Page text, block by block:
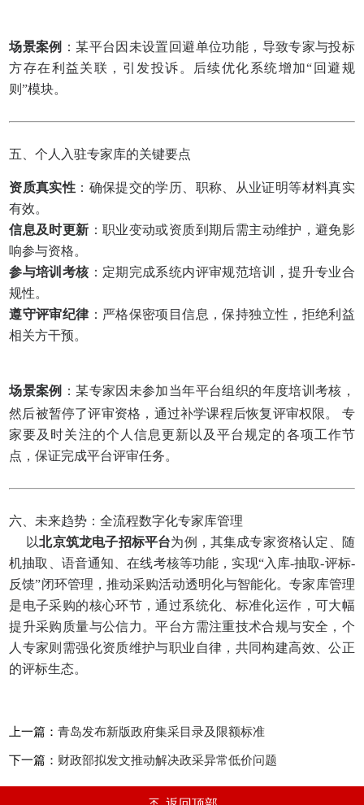
场景案例
：某平台因未设置回避单位功能，导致专家与投标
方存在利益关联，引发投诉。后续优化系统增加“回避规
则”模块。
五、个人入驻专家库的关键要点
资质真实性 ：确保提交的学历、职称、从业证明等材料真实
有效。
信息及时更新 ：职业变动或资质到期后需主动维护，避免影
响参与资格。
参与培训考核：定期完成系统内评审规范培训，提升专业合
规性。
遵守评审纪律：严格保密项目信息，保持独立性，拒绝利益
相关方干预。
场景案例
：某专家因未参加当年平台组织的年度培训考核，
然后被暂停了评审资格，通过补学课程后恢复评审权限。
专
家要及时关注的个人信息更新以及平台规定的各项工作节
点，保证完成平台评审任务。
六、未来趋势：全流程数字化专家库管理
以北京筑龙电子招标平台为例，其集成专家资格认定、随
机抽取、语音通知、在线考核等功能，实现“入库-抽取-评标-
反馈”闭环管理，推动采购活动透明化与智能化。专家库管理
是电子采购的核心环节，通过系统化、标准化运作，可大幅
提升采购质量与公信力。平台方需注重技术合规与安全，个
人专家则需强化资质维护与职业自律，共同构建高效、公正
的评标生态。
上一篇：青岛发布新版政府集采目录及限额标准
下一篇： 财政部拟发文推动解决政采异常低价问题